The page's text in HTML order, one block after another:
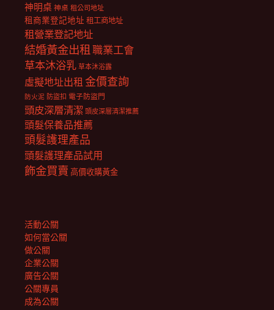
神明桌 神桌 租公司地址
租商業登記地址 租工商地址
租營業登記地址
結婚黃金出租職業工會
草本沐浴乳 草本沐浴露
虛擬地址出租 金價查詢
防火泥 防盜扣 電子防盜門
頭皮深層清潔 頭皮深層清潔推薦
頭髮保養品推薦
頭髮護理產品
頭髮護理產品試用
飾金買賣 高價收購黃金
活動公關
如何當公關
做公關
企業公關
廣告公關
公關專員
成為公關